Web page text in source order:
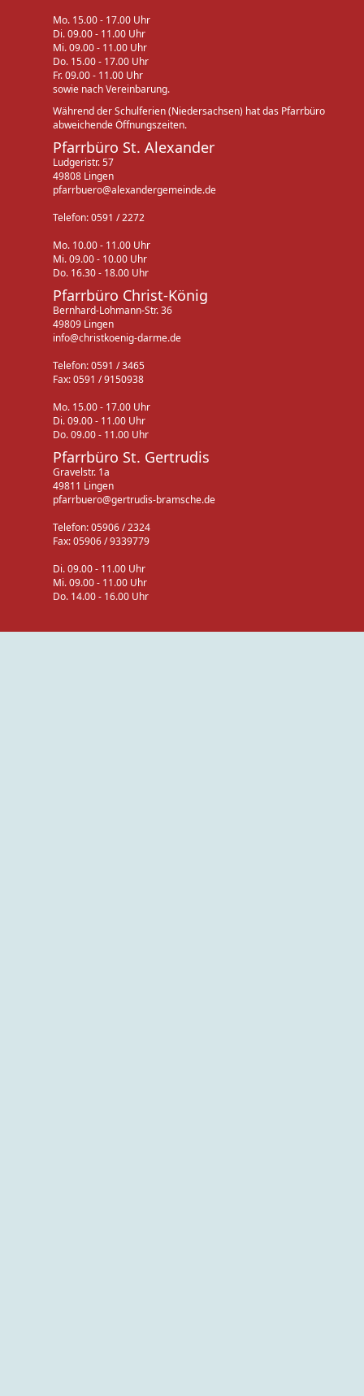
Mo. 15.00 - 17.00 Uhr
Di. 09.00 - 11.00 Uhr
Mi. 09.00 - 11.00 Uhr
Do. 15.00 - 17.00 Uhr
Fr. 09.00 - 11.00 Uhr
sowie nach Vereinbarung.
Während der Schulferien (Niedersachsen) hat das Pfarrbüro
abweichende Öffnungszeiten.
Pfarrbüro St. Alexander
Ludgeristr. 57
49808 Lingen
pfarrbuero@alexandergemeinde.de
Telefon: 0591 / 2272
Mo. 10.00 - 11.00 Uhr
Mi. 09.00 - 10.00 Uhr
Do. 16.30 - 18.00 Uhr
Pfarrbüro Christ-König
Bernhard-Lohmann-Str. 36
49809 Lingen
info@christkoenig-darme.de
Telefon: 0591 / 3465
Fax: 0591 / 9150938
Mo. 15.00 - 17.00 Uhr
Di. 09.00 - 11.00 Uhr
Do. 09.00 - 11.00 Uhr
Pfarrbüro St. Gertrudis
Gravelstr. 1a
49811 Lingen
pfarrbuero@gertrudis-bramsche.de
Telefon: 05906 / 2324
Fax: 05906 / 9339779
Di. 09.00 - 11.00 Uhr
Mi. 09.00 - 11.00 Uhr
Do. 14.00 - 16.00 Uhr